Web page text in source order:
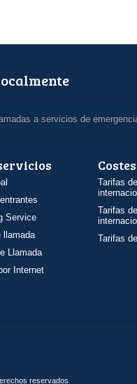
a servicios de
Service
llamada
Llamada
Internet
Costes
Tarifas
Tarifas
Tarifas
reservados